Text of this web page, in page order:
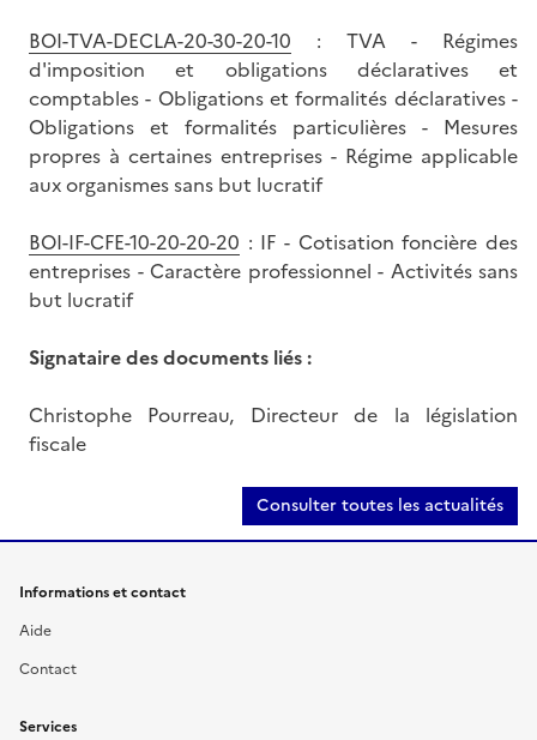
BOI-TVA-DECLA-20-30-20-10 : TVA - Régimes
d'imposition et obligations déclaratives et
comptables - Obligations et formalités déclaratives -
Obligations et formalités particulières - Mesures
propres à certaines entreprises - Régime applicable
aux organismes sans but lucratif
BOI-IF-CFE-10-20-20-20 : IF - Cotisation foncière des
entreprises - Caractère professionnel - Activités sans
but lucratif
Signataire des documents liés :
Christophe Pourreau, Directeur de la législation
fiscale
Consulter toutes les actualités
Informations et contact
Aide
Contact
Services